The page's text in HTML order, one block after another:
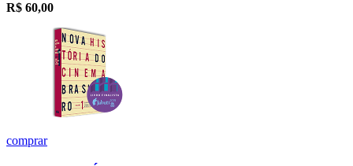
R$ 60,00
comprar